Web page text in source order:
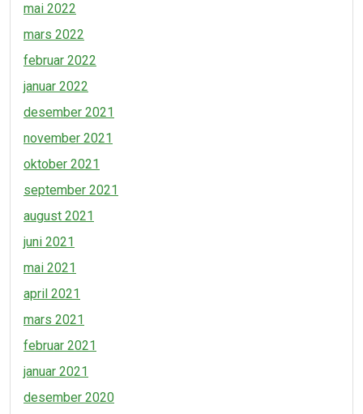
mai 2022
mars 2022
februar 2022
januar 2022
desember 2021
november 2021
oktober 2021
september 2021
august 2021
juni 2021
mai 2021
april 2021
mars 2021
februar 2021
januar 2021
desember 2020